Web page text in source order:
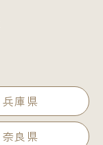
兵庫県
奈良県